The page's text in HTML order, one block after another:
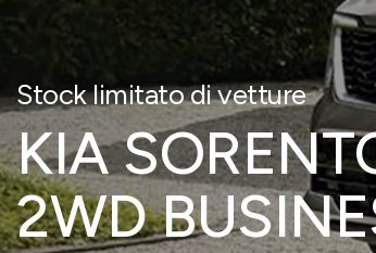
Stock limitato di vetture
KIA
2WD